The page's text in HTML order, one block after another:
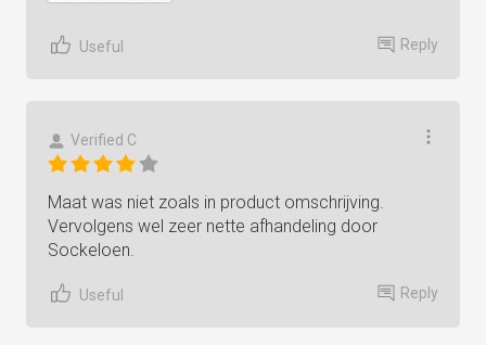
Useful Reply
Verified C
Maat was niet zoals in product omschrijving.
Vervolgens wel zeer nette afhandeling door
Sockeloen.
Useful Reply